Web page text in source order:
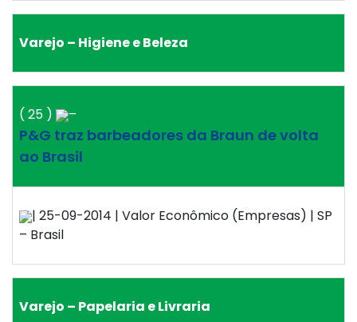
Varejo – Higiene e Beleza
( 25 ) –
P&G traz barbeadores da Braun de volta
ao Brasil
| 25-09-2014 | Valor Econômico (Empresas) | SP
– Brasil
Varejo – Papelaria e Livraria